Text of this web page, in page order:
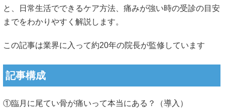
と、日常生活でできるケア方法、痛みが強い時の受診の目安
までをわかりやすく解説します。
この記事は業界に入って約20年の院長が監修しています
記事構成
①臨月に尾てい骨が痛いって本当にある？（導入）